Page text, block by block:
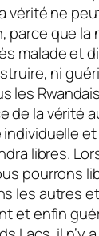
vérité ne
parce que la
malade et
ni
les
de la vérité
libres.
pourrons
les autres
et enfin